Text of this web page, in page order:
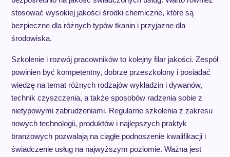
stosować wysokiej jakości środki chemiczne, które są
bezpieczne dla różnych typów tkanin i przyjazne dla
środowiska.
Szkolenie i rozwój pracowników to kolejny filar jakości. Zespół
powinien być kompetentny, dobrze przeszkolony i posiadać
wiedzę na temat różnych rodzajów wykładzin i dywanów,
technik czyszczenia, a także sposobów radzenia sobie z
nietypowymi zabrudzeniami. Regularne szkolenia z zakresu
nowych technologii, produktów i najlepszych praktyk
branżowych pozwalają na ciągłe podnoszenie kwalifikacji i
świadczenie usług na najwyższym poziomie. Ważna jest